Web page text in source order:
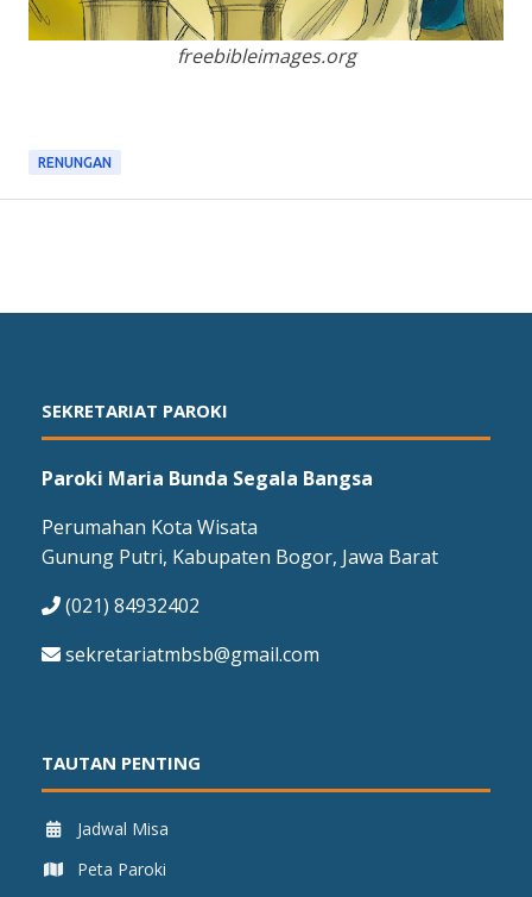
freebibleimages.org
RENUNGAN
SEKRETARIAT PAROKI
Paroki Maria Bunda Segala Bangsa
Perumahan Kota Wisata
Gunung Putri, Kabupaten Bogor, Jawa Barat
(021) 84932402
sekretariatmbsb@gmail.com
TAUTAN PENTING
Jadwal Misa
Peta Paroki